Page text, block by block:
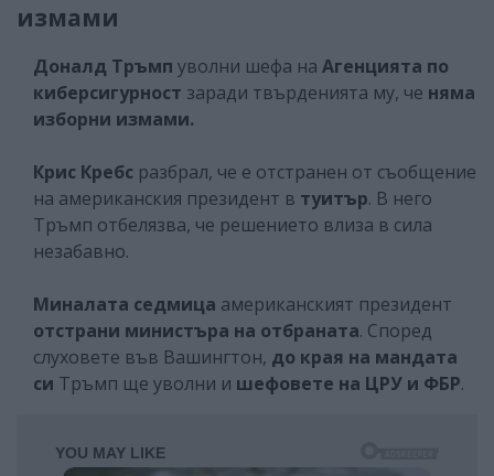
измами
Доналд Тръмп уволни шефа на Агенцията по
киберсигурност заради твърденията му, че няма
изборни измами.
Крис Кребс разбрал, че е отстранен от съобщение
на американския президент в туитър. В него
Тръмп отбелязва, че решението влиза в сила
незабавно.
Миналата седмица американският президент
отстрани министъра на отбраната. Според
слуховете във Вашингтон, до края на мандата
си Тръмп ще уволни и шефовете на ЦРУ и ФБР.